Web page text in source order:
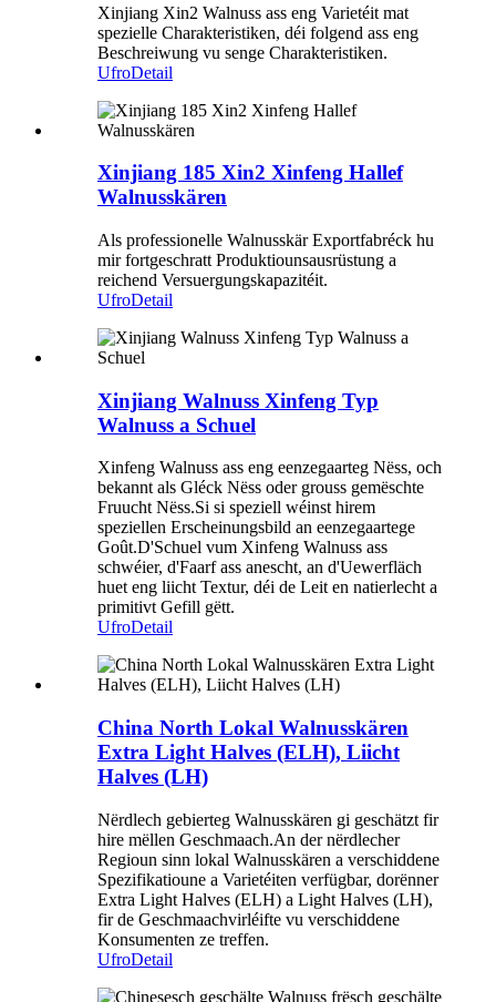
Xinjiang Xin2 Walnuss ass eng Varietéit mat
spezielle Charakteristiken, déi folgend ass eng
Beschreiwung vu senge Charakteristiken.
UfroDetail
Xinjiang 185 Xin2 Xinfeng Hallef
Walnusskären
Als professionelle Walnusskär Exportfabréck hu
mir fortgeschratt Produktiounsausrüstung a
reichend Versuergungskapazitéit.
UfroDetail
Xinjiang Walnuss Xinfeng Typ
Walnuss a Schuel
Xinfeng Walnuss ass eng eenzegaarteg Nëss, och
bekannt als Gléck Nëss oder grouss gemëschte
Fruucht Nëss.Si si speziell wéinst hirem
speziellen Erscheinungsbild an eenzegaartege
Goût.D'Schuel vum Xinfeng Walnuss ass
schwéier, d'Faarf ass anescht, an d'Uewerfläch
huet eng liicht Textur, déi de Leit en natierlecht a
primitivt Gefill gëtt.
UfroDetail
China North Lokal Walnusskären
Extra Light Halves (ELH), Liicht
Halves (LH)
Nërdlech gebierteg Walnusskären gi geschätzt fir
hire mëllen Geschmaach.An der nërdlecher
Regioun sinn lokal Walnusskären a verschiddene
Spezifikatioune a Varietéiten verfügbar, dorënner
Extra Light Halves (ELH) a Light Halves (LH),
fir de Geschmaachvirléifte vu verschiddene
Konsumenten ze treffen.
UfroDetail